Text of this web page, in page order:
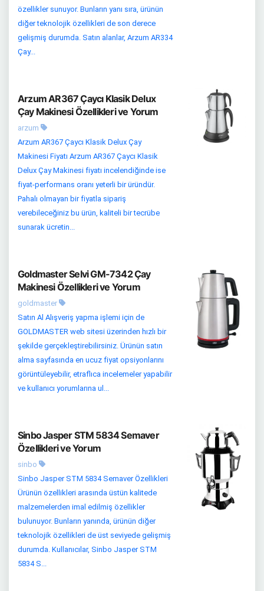
özellikler sunuyor. Bunların yanı sıra, ürünün
diğer teknolojik özellikleri de son derece
gelişmiş durumda. Satın alanlar, Arzum AR334
Çay...
Arzum AR367 Çaycı Klasik Delux
Çay Makinesi Özellikleri ve Yorum
arzum
Arzum AR367 Çaycı Klasik Delux Çay
Makinesi Fiyatı Arzum AR367 Çaycı Klasik
Delux Çay Makinesi fiyatı incelendiğinde ise
fiyat-performans oranı yeterli bir üründür.
Pahalı olmayan bir fiyatla sipariş
verebileceğiniz bu ürün, kaliteli bir tecrübe
sunarak ücretin...
Goldmaster Selvi GM-7342 Çay
Makinesi Özellikleri ve Yorum
goldmaster
Satın Al Alışveriş yapma işlemi için de
GOLDMASTER web sitesi üzerinden hızlı bir
şekilde gerçekleştirebilirsiniz. Ürünün satın
alma sayfasında en ucuz fiyat opsiyonlarını
görüntüleyebilir, etraflıca incelemeler yapabilir
ve kullanıcı yorumlarına ul...
Sinbo Jasper STM 5834 Semaver
Özellikleri ve Yorum
sinbo
Sinbo Jasper STM 5834 Semaver Özellikleri
Ürünün özellikleri arasında üstün kalitede
malzemelerden imal edilmiş özellikler
bulunuyor. Bunların yanında, ürünün diğer
teknolojik özellikleri de üst seviyede gelişmiş
durumda. Kullanıcılar, Sinbo Jasper STM
5834 S...